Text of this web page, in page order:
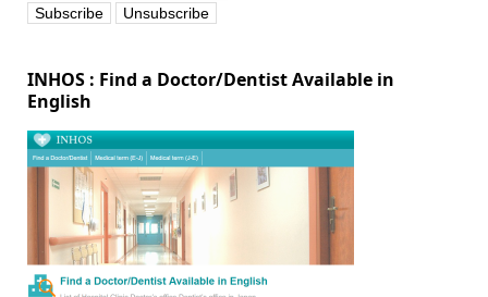
INHOS : Find a Doctor/Dentist Available in
English